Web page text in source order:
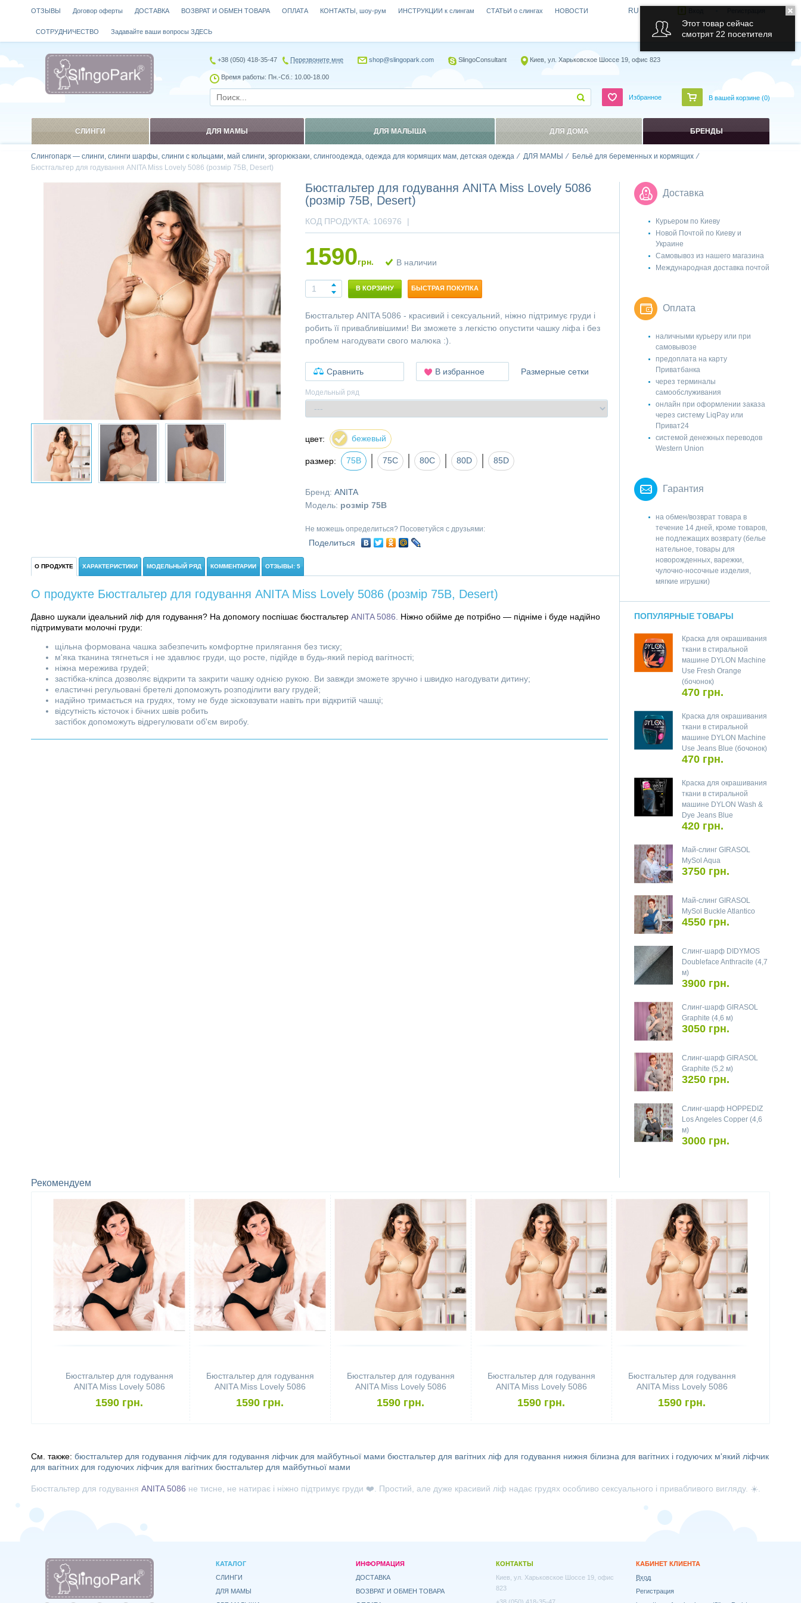
Слингопарк — слинги, слинги шарфы, слинги с кольцами, май слинги, эргорюкзаки, слингоодежда, одежда для кормящих мам, детская одежда ДЛЯ МАМЫ
Бельё для беременных и кормящих
Бюстгальтер для годування ANITA Miss Lovely 5086 (розмір 75B, Desert)
Бюстгальтер для годування ANITA Miss Lovely 5086
(розмір 75B, Desert)
КОД ПРОДУКТА: 106976 |
1590грн. В наличии
В КОРЗИНУ БЫСТРАЯ ПОКУПКА
Бюстгальтер ANITA 5086 - красивий і сексуальний, ніжно підтримує груди і
робить її привабливішими! Ви зможете з легкістю опустити чашку ліфа і без
проблем нагодувати свого малюка :).
Сравнить В избранное Размерные сетки
Модельный ряд
цвет: бежевый
размер: 75B 75С 80C 80D 85D
Бренд: ANITA
Модель: розмір 75B
Не можешь определиться? Посоветуйся с друзьями:
Поделиться
О ПРОДУКТЕ ХАРАКТЕРИСТИКИ МОДЕЛЬНЫЙ РЯД КОММЕНТАРИИ ОТЗЫВЫ: 5
О продукте Бюстгальтер для годування ANITA Miss Lovely 5086 (розмір 75B, Desert)
Давно шукали ідеальний ліф для годування? На допомогу поспішає бюстгальтер ANITA 5086. Ніжно обійме де потрібно — підніме і буде надійно
підтримувати молочні груди:
щільна формована чашка забезпечить комфортне прилягання без тиску;
м'яка тканина тягнеться і не здавлює груди, що росте, підійде в будь-який період вагітності;
ніжна мережива грудей;
застібка-кліпса дозволяє відкрити та закрити чашку однією рукою. Ви завжди зможете зручно і швидко нагодувати дитину;
еластичні регульовані бретелі допоможуть розподілити вагу грудей;
надійно тримається на грудях, тому не буде зісковзувати навіть при відкритій чашці;
відсутність кісточок і бічних швів робить
застібок допоможуть відрегулювати об'єм виробу.
Доставка
Курьером по Киеву
Новой Почтой по Киеву и
Украине
Самовывоз из нашего магазина
Международная доставка почтой
Оплата
наличными курьеру или при
самовывозе
предоплата на карту
Приватбанка
через терминалы
самообслуживания
онлайн при оформлении заказа
через систему LiqPay или
Приват24
системой денежных переводов
Western Union
Гарантия
на обмен/возврат товара в
течение 14 дней, кроме товаров,
не подлежащих возврату (белье
нательное, товары для
новорожденных, варежки,
чулочно-носочные изделия,
мягкие игрушки)
ПОПУЛЯРНЫЕ ТОВАРЫ
Краска для окрашивания
ткани в стиральной
машине DYLON Machine
Use Fresh Orange
(бочонок)
470 грн.
Краска для окрашивания
ткани в стиральной
машине DYLON Machine
Use Jeans Blue (бочонок)
470 грн.
Краска для окрашивания
ткани в стиральной
машине DYLON Wash &
Dye Jeans Blue
420 грн.
Май-слинг GIRASOL
MySol Aqua
3750 грн.
Май-слинг GIRASOL
MySol Buckle Atlantico
4550 грн.
Слинг-шарф DIDYMOS
Doubleface Anthracite (4,7
м)
3900 грн.
Слинг-шарф GIRASOL
Graphite (4,6 м)
3050 грн.
Слинг-шарф GIRASOL
Graphite (5,2 м)
3250 грн.
Слинг-шарф HOPPEDIZ
Los Angeles Copper (4,6
м)
3000 грн.
Рекомендуем
Бюстгальтер для годування
ANITA Miss Lovely 5086
(розмір 75B, Black)
1590 грн.
Бюстгальтер для годування
ANITA Miss Lovely 5086
(розмір 75C, Black)
1590 грн.
Бюстгальтер для годування
ANITA Miss Lovely 5086
(розмір 75B, Desert)
1590 грн.
Бюстгальтер для годування
ANITA Miss Lovely 5086
(розмір 80C, Desert)
1590 грн.
Бюстгальтер для годування
ANITA Miss Lovely 5086
(розмір 85D, Desert)
1590 грн.
См. также: бюстгальтер для годування ліфчик для годування ліфчик для майбутньої мами бюстгальтер для вагітних ліф для годування нижня білизна для вагітних і годуючих м'який ліфчик
для вагітних для годуючих ліфчик для вагітних бюстгальтер для майбутньої мами
Бюстгальтер для годування ANITA 5086 не тисне, не натирає і ніжно підтримує груди ❤️. Простий, але дуже красивий ліф надає грудях особливо сексуального і привабливого вигляду. ☀️.
ОТЗЫВЫ Договор оферты ДОСТАВКА ВОЗВРАТ И ОБМЕН ТОВАРА ОПЛАТА КОНТАКТЫ, шоу-рум ИНСТРУКЦИИ к слингам СТАТЬИ о слингах НОВОСТИ
СОТРУДНИЧЕСТВО Задавайте ваши вопросы ЗДЕСЬ
RU
+38 (050) 418-35-47 Перезвоните мне shop@slingopark.com SlingoConsultant Киев, ул. Харьковское Шоссе 19, офис 823
Время работы: Пн.-Сб.: 10.00-18.00
Избранное В вашей корзине (0)
СЛИНГИ ДЛЯ МАМЫ ДЛЯ МАЛЫША ДЛЯ ДОМА БРЕНДЫ
КАТАЛОГ
СЛИНГИ
ДЛЯ МАМЫ
ИНФОРМАЦИЯ
ДОСТАВКА
ВОЗВРАТ И ОБМЕН ТОВАРА
КОНТАКТЫ
Киев, ул. Харьковское Шоссе 19, офис
823
КАБИНЕТ КЛИЕНТА
Вход
Регистрация
Этот товар сейчас
смотрят 22 посетителя